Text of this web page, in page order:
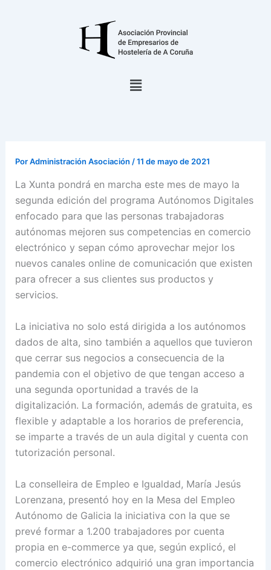
Menú
PorAdministración Asociación /11 de mayo de 2021
La Xunta pondrá en marcha este mes de mayo la
segunda edición del programa Autónomos Digitales
enfocado para que las personas trabajadoras
autónomas mejoren sus competencias en comercio
electrónico y sepan cómo aprovechar mejor los
nuevos canales online de comunicación que existen
para ofrecer a sus clientes sus productos y
servicios.
La iniciativa no solo está dirigida a los autónomos
dados de alta, sino también a aquellos que tuvieron
que cerrar sus negocios a consecuencia de la
pandemia con el objetivo de que tengan acceso a
una segunda oportunidad a través de la
digitalización. La formación, además de gratuita, es
flexible y adaptable a los horarios de preferencia,
se imparte a través de un aula digital y cuenta con
tutorización personal.
La conselleira de Empleo e Igualdad, María Jesús
Lorenzana, presentó hoy en la Mesa del Empleo
Autónomo de Galicia la iniciativa con la que se
prevé formar a 1.200 trabajadores por cuenta
propia en e-commerce ya que, según explicó, el
comercio electrónico adquirió una gran importancia